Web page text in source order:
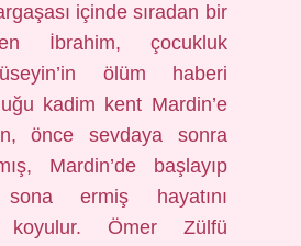
içinde sıradan bir
İbrahim, çocukluk
ölüm haberi
kadim kent Mardin’e
önce sevdaya sonra
Mardin’de başlayıp
sona ermiş hayatını
koyulur. Ömer Zülfü